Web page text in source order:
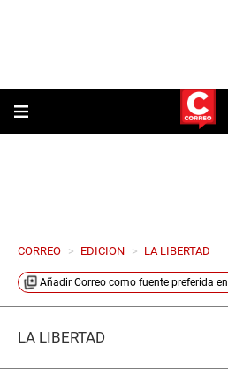
CORREO > EDICION > LA LIBERTAD
Añadir Correo como fuente preferida en
LA LIBERTAD